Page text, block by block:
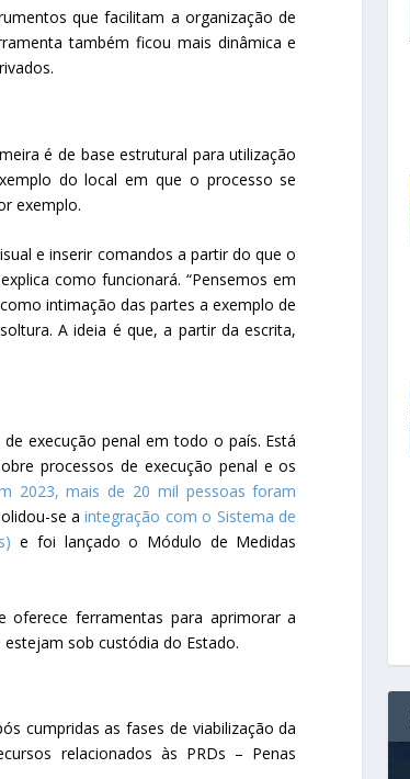
que facilitam a organização de
também ficou mais dinâmica e
é de base estrutural para utilização
do local em que o processo se
exemplo.
e inserir comandos a partir do que o
como funcionará. “Pensemos em
intimação das partes a exemplo de
A ideia é que, a partir da escrita,
execução penal em todo o país. Está
processos de execução penal e os
2023, mais de 20 mil pessoas foram
se aintegração com o Sistema de
e foi lançado o Módulo de Medidas
oferece ferramentas para aprimorar a
sob custódia do Estado.
cumpridas as fases de viabilização da
relacionados às PRDs – Penas